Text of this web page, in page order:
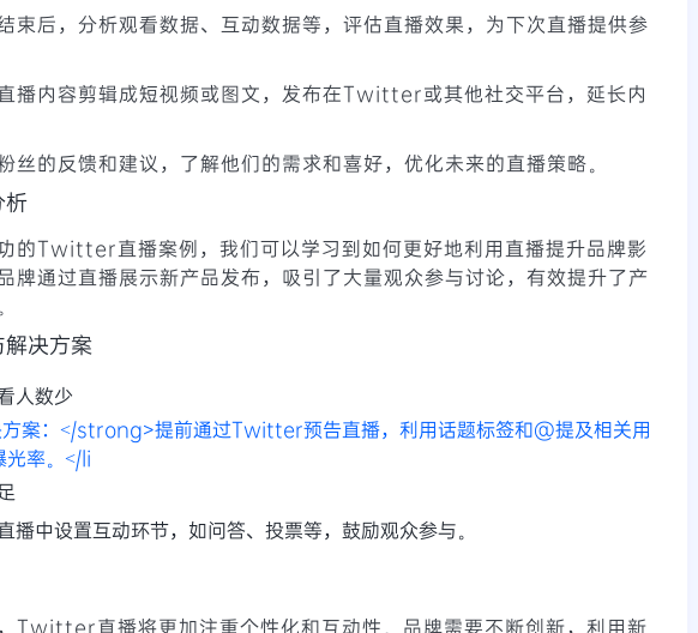
束后，分析观看数据、互动数据等，评估直播效果，为下次直播提供参
播内容剪辑成短视频或图文，发布在Twitter或其他社交平台，延长内
丝的反馈和建议，了解他们的需求和喜好，优化未来的直播策略。
析
的Twitter直播案例，我们可以学习到如何更好地利用直播提升品牌影
牌通过直播展示新产品发布，吸引了大量观众参与讨论，有效提升了产
决方案
人数少
案：</strong>提前通过Twitter预告直播，利用话题标签和@提及相关用
光率。</li
播中设置互动环节，如问答、投票等，鼓励观众参与。
Twitter直播将更加注重个性化和互动性。品牌需要不断创新，利用新